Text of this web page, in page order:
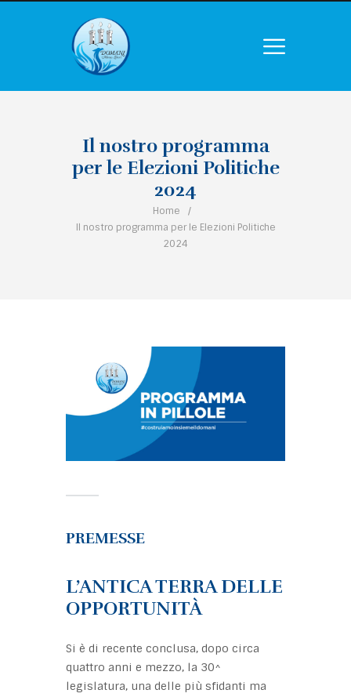
Il nostro programma
per le Elezioni Politiche
2024
Home
Il nostro programma per le Elezioni Politiche
2024
PREMESSE
L’ANTICA TERRA DELLE
OPPORTUNITÀ
Si è di recente conclusa, dopo circa
quattro anni e mezzo, la 30^
legislatura, una delle più sfidanti ma